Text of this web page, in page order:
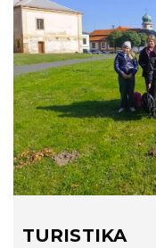
TURISTIKA